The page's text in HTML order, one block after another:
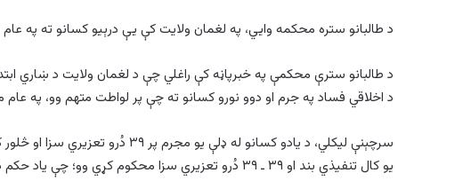
د طالبانو ستره محکمه وایي، په لغمان ولایت کې یې درېیو کسانو ته په
د طالبانو سترې محکمې په خبرپاڼه کې راغلي چې د لغمان ولايت د ښاري
د اخلاقي فساد په جرم او دوو نورو کسانو ته چې پر لواطت متهم وو، په
سرچېنې لیکلي، د یادو کسانو له ډلې
یو کال تنفيذي بند او ۳۹ ـ ۳۹ دُرو تعزیري سزا محکوم کړي وو؛ چې ياد حکم د سترې محکمې د مقام له تائيد وروسته تطبيق شو.